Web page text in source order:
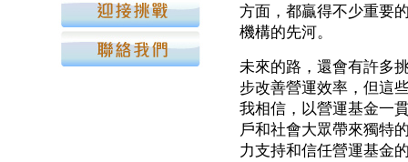
方面，都贏得不少重要
機構的先河。
未來的路，還會有許多
步改善營運效率，但這
我相信，以營運基金一
戶和社會大眾帶來獨特
力支持和信任營運基金